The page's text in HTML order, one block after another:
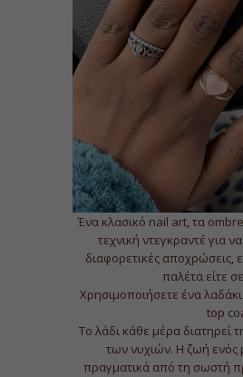
Ένα κλασικό nail art, τα
τεχνική ντεγκραντέ για
διαφορετικές αποχρώσεις,
παλέτα είτε
Χρησιμοποιήσετε ένα
top
Το λάδι κάθε μέρα διατηρεί
των νυχιών. Η ζωή ενός
πραγματικά από τη σωστή